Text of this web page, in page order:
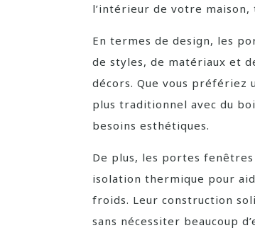
l’intérieur de votre
En termes de design, les
de styles, de matériaux et
décors. Que vous préfériez
plus traditionnel avec du
besoins esthétiques.
De plus, les portes
isolation thermique pour
froids. Leur construction
sans nécessiter beaucoup